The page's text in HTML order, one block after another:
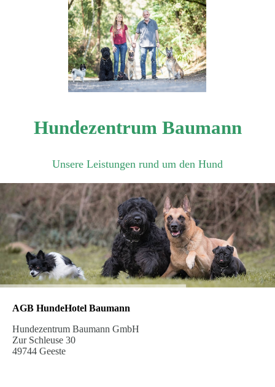
Hundezentrum Baumann
Unsere Leistungen rund um den Hund
AGB HundeHotel Baumann
Hundezentrum Baumann GmbH
Zur Schleuse 30
49744 Geeste